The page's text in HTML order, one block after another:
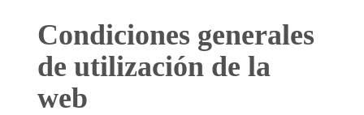
Condiciones generales
de utilización de la
web